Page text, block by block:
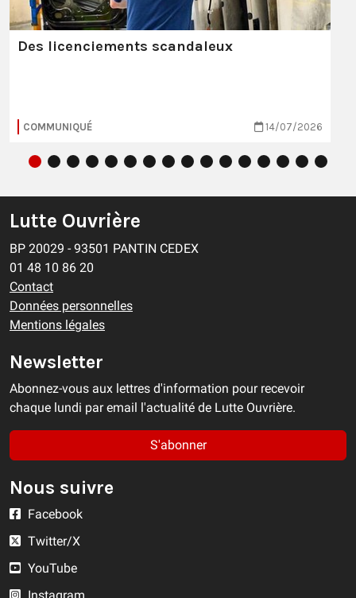
Des licenciements scandaleux
COMMUNIQUÉ 14/07/2026
Lutte Ouvrière
BP 20029 - 93501 PANTIN CEDEX
01 48 10 86 20
Contact
Données personnelles
Mentions légales
Newsletter
Abonnez-vous aux lettres d'information pour recevoir
chaque lundi par email l'actualité de Lutte Ouvrière.
S'abonner
Nous suivre
Facebook
Twitter/X
YouTube